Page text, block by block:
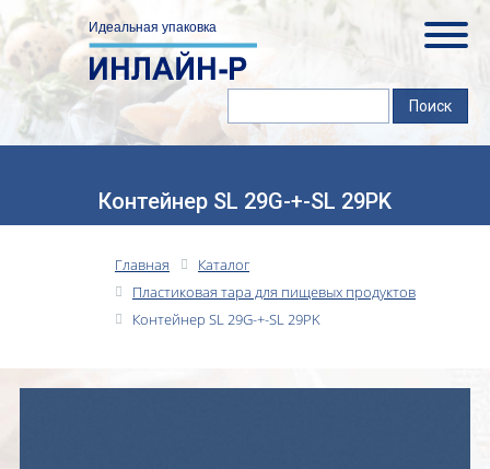
Главная
Каталог
Пластиковая тара для пищевых продуктов
Контейнер SL 29G-+-SL 29PK
Контейнер SL 29G-+-SL 29PK